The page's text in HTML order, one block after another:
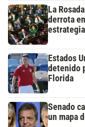
La
derrota
estrategia
Estados
detenido
Florida
Senado
un mapa